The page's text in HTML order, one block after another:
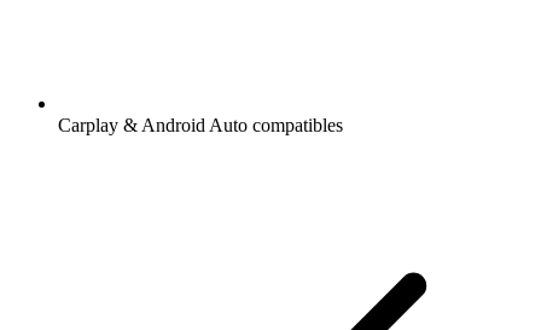
Carplay & Android Auto compatibles